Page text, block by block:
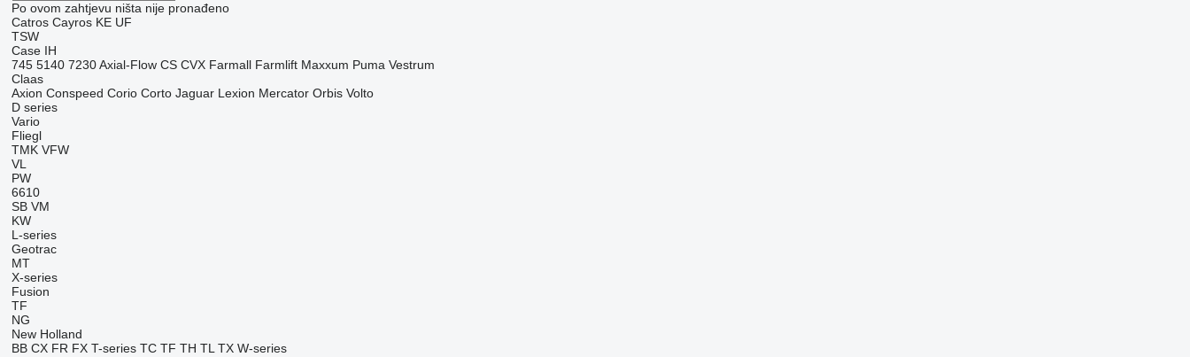
Po ovom zahtjevu ništa nije pronađeno
Catros Cayros KE UF
TSW
Case IH
745 5140 7230 Axial-Flow CS CVX Farmall Farmlift Maxxum Puma Vestrum
Claas
Axion Conspeed Corio Corto Jaguar Lexion Mercator Orbis Volto
D series
Vario
Fliegl
TMK VFW
VL
PW
6610
SB VM
KW
L-series
Geotrac
MT
X-series
Fusion
TF
NG
New Holland
BB CX FR FX T-series TC TF TH TL TX W-series